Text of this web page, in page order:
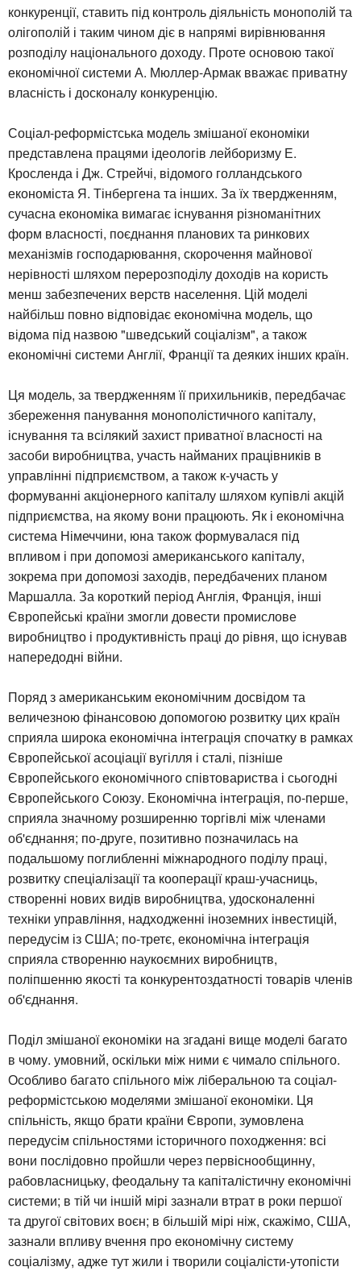
конкуренції, ставить під контроль діяльність монополій та
олігополій і таким чином діє в напрямі вирівнювання
розподілу національного доходу. Проте основою такої
економічної системи А. Мюллер-Армак вважає приватну
власність і досконалу конкуренцію.
Соціал-реформістська модель змішаної економіки
представлена працями ідеологів лейборизму Е.
Кросленда і Дж. Стрейчі, відомого голландського
економіста Я. Тінбергена та інших. За їх твердженням,
сучасна економіка вимагає існування різноманітних
форм власності, поєднання планових та ринкових
механізмів господарювання, скорочення майнової
нерівності шляхом перерозподілу доходів на користь
менш забезпечених верств населення. Цій моделі
найбільш повно відповідає економічна модель, що
відома під назвою "шведський соціалізм", а також
економічні системи Англії, Франції та деяких інших країн.
Ця модель, за твердженням її прихильників, передбачає
збереження панування монополістичного капіталу,
існування та всілякий захист приватної власності на
засоби виробництва, участь найманих працівників в
управлінні підприємством, а також к-участь у
формуванні акціонерного капіталу шляхом купівлі акцій
підприємства, на якому вони працюють. Як і економічна
система Німеччини, юна також формувалася під
впливом і при допомозі американського капіталу,
зокрема при допомозі заходів, передбачених планом
Маршалла. За короткий період Англія, Франція, інші
Європейські країни змогли довести промислове
виробництво і продуктивність праці до рівня, що існував
напередодні війни.
Поряд з американським економічним досвідом та
величезною фінансовою допомогою розвитку цих країн
сприяла широка економічна інтеграція спочатку в рамках
Європейської асоціації вугілля і сталі, пізніше
Європейського економічного співтовариства і сьогодні
Європейського Союзу. Економічна інтеграція, по-перше,
сприяла значному розширенню торгівлі між членами
об'єднання; по-друге, позитивно позначилась на
подальшому поглибленні міжнародного поділу праці,
розвитку спеціалізації та кооперації краш-учасниць,
створенні нових видів виробництва, удосконаленні
техніки управління, надходженні іноземних інвестицій,
передусім із США; по-третє, економічна інтеграція
сприяла створенню наукоємних виробництв,
поліпшенню якості та конкурентоздатності товарів членів
об'єднання.
Поділ змішаної економіки на згадані вище моделі багато
в чому. умовний, оскільки між ними є чимало спільного.
Особливо багато спільного між ліберальною та соціал-
реформістською моделями змішаної економіки. Ця
спільність, якщо брати країни Європи, зумовлена
передусім спільностями історичного походження: всі
вони послідовно пройшли через первіснообщинну,
рабовласницьку, феодальну та капіталістичну економічні
системи; в тій чи іншій мірі зазнали втрат в роки першої
та другої світових воєн; в більшій мірі ніж, скажімо, США,
зазнали впливу вчення про економічну систему
соціалізму, адже тут жили і творили соціалісти-утопісти